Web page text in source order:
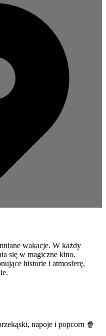
wakacje. W każdy
się w magiczne kino.
historie i atmosferę,
napoje i popcorn 🍿